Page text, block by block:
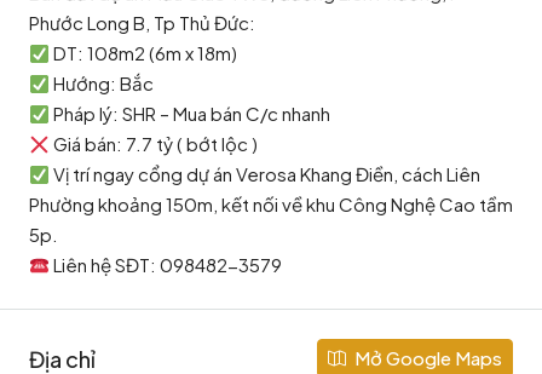
Phước Long B, Tp Thủ Đức:
DT: 108m2 (6m x 18m)
Hướng: Bắc
Pháp lý: SHR – Mua bán C/c nhanh
Giá bán: 7.7 tỷ ( bớt lộc )
Vị trí ngay cổng dự án Verosa Khang Điền, cách Liên
Phường khoảng 150m, kết nối về khu Công Nghệ Cao tầm
5p.
Liên hệ SĐT: 098482-3579
Địa chỉ Mở Google Maps